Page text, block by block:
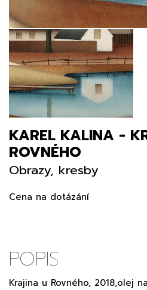
KAREL KALINA -
ROVNÉHO
Obrazy, kresby
Cena na dotázání
POPIS
Krajina u Rovného, 2018,olej